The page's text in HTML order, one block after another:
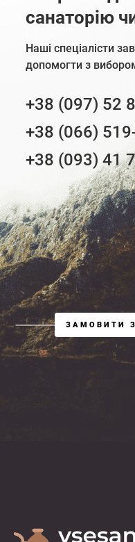
санаторію
Наші спеціалісти
допомогти з
+38 (097) 52
+38 (066)
+38 (093) 41
ЗАМОВИТИ